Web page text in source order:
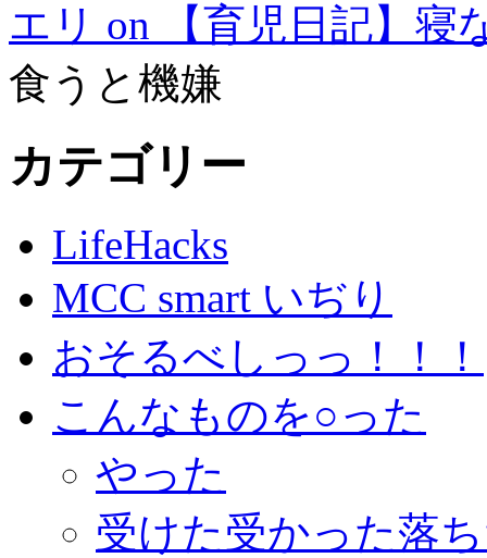
エリ on 【育児日記】寝
食うと機嫌
カテゴリー
LifeHacks
MCC smart いぢり
おそるべしっっ！！！
こんなものを○った
やった
受けた受かった落